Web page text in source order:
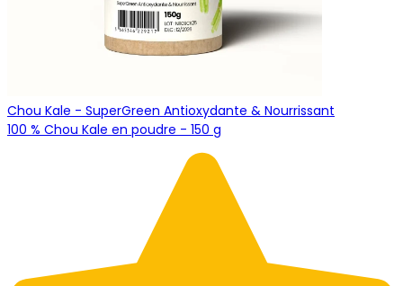
Chou Kale - SuperGreen Antioxydante & Nourrissant
100 % Chou Kale en poudre - 150 g